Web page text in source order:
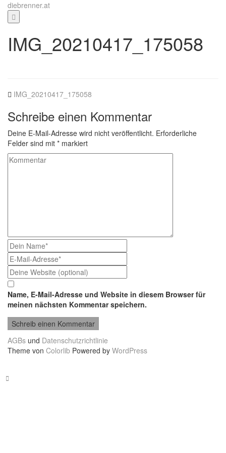
Zum
Inhalt
springen
diebrenner.at
IMG_20210417_175058
IMG_20210417_175058
Schreibe einen Kommentar
Deine E-Mail-Adresse wird nicht veröffentlicht. Erforderliche
Felder sind mit * markiert
Name, E-Mail-Adresse und Website in diesem Browser für
meinen nächsten Kommentar speichern.
AGBs und Datenschutzrichtlinie
Theme von Colorlib Powered by WordPress